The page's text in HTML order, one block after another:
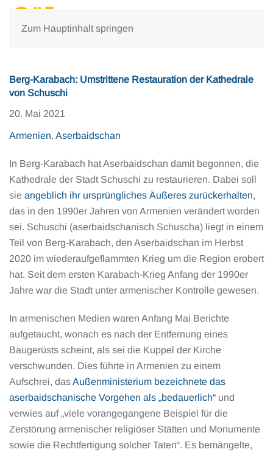
Zum Hauptinhalt springen
Berg-Karabach: Umstrittene Restauration der Kathedrale
von Schuschi
20. Mai 2021
Armenien, Aserbaidschan
In Berg-Karabach hat Aserbaidschan damit begonnen, die
Kathedrale der Stadt Schuschi zu restaurieren. Dabei soll
sie angeblich ihr ursprüngliches Äußeres zurückerhalten,
das in den 1990er Jahren von Armenien verändert worden
sei. Schuschi (aserbaidschanisch Schuscha) liegt in einem
Teil von Berg-Karabach, den Aserbaidschan im Herbst
2020 im wiederaufgeflammten Krieg um die Region erobert
hat. Seit dem ersten Karabach-Krieg Anfang der 1990er
Jahre war die Stadt unter armenischer Kontrolle gewesen.
In armenischen Medien waren Anfang Mai Berichte
aufgetaucht, wonach es nach der Entfernung eines
Baugerüsts scheint, als sei die Kuppel der Kirche
verschwunden. Dies führte in Armenien zu einem
Aufschrei, dasAußenministerium bezeichnete das
aserbaidschanische Vorgehen als „bedauerlich“ und
verwies auf „viele vorangegangene Beispiel für die
Zerstörung armenischer religiöser Stätten und Monumente
sowie die Rechtfertigung solcher Taten“. Es bemängelte,